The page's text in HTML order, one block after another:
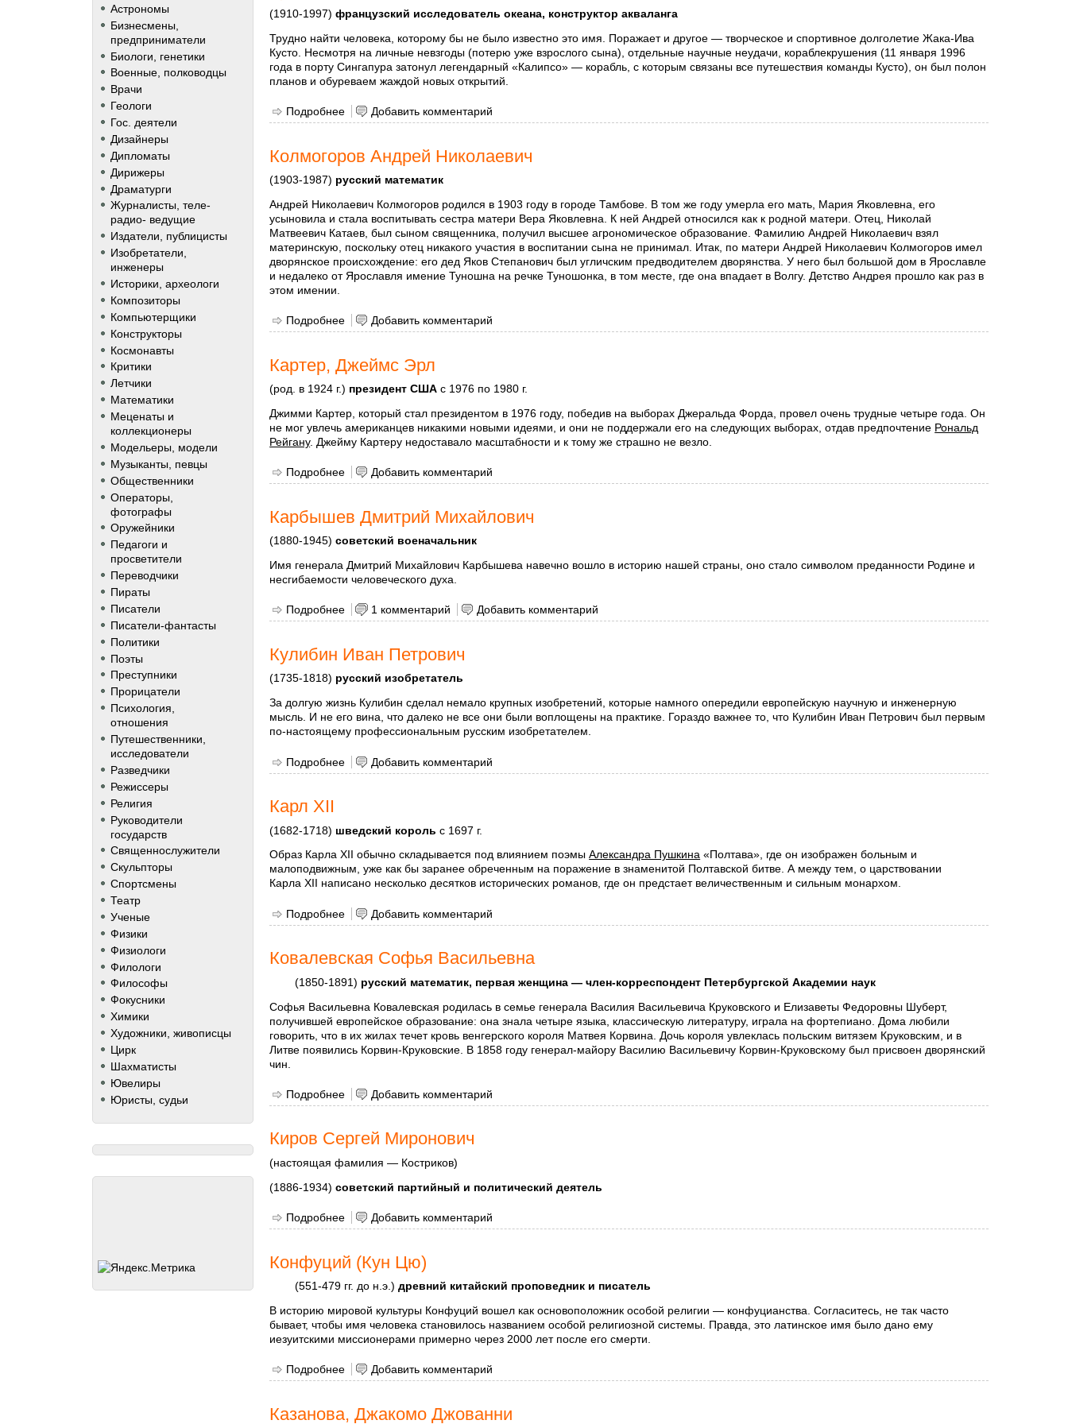
Астрономы
Бизнесмены,
предприниматели
Биологи, генетики
Военные, полководцы
Врачи
Геологи
Гос. деятели
Дизайнеры
Дипломаты
Дирижеры
Драматурги
Журналисты, теле-
радио- ведущие
Издатели, публицисты
Изобретатели,
инженеры
Историки, археологи
Композиторы
Компьютерщики
Конструкторы
Космонавты
Критики
Летчики
Математики
Меценаты и
коллекционеры
Модельеры, модели
Музыканты, певцы
Общественники
Операторы,
фотографы
Оружейники
Педагоги и
просветители
Переводчики
Пираты
Писатели
Писатели-фантасты
Политики
Поэты
Преступники
Прорицатели
Психология,
отношения
Путешественники,
исследователи
Разведчики
Режиссеры
Религия
Руководители
государств
Священнослужители
Скульпторы
Спортсмены
Театр
Ученые
Физики
Физиологи
Филологи
Философы
Фокусники
Химики
Художники, живописцы
Цирк
Шахматисты
Ювелиры
Юристы, судьи
(1910-1997)французский исследователь океана, конструктор акваланга
Трудно найти человека, которому бы не было известно это имя. Поражает и другое — творческое и спортивное долголетие Жака-Ива
Кусто. Несмотря на личные невзгоды (потерю уже взрослого сына), отдельные научные неудачи, кораблекрушения (11 января 1996
года в порту Сингапура затонул легендарный «Калипсо» — корабль, с которым связаны все путешествия команды Кусто), он был полон
планов и обуреваем жаждой новых открытий.
Подробнее о Кусто, Жак-Ив
Добавить комментарий
Колмогоров Андрей Николаевич
(1903-1987) русский математик
Андрей Николаевич Колмогоров родился в 1903 году в городе Тамбове. В том же году умерла его мать, Мария Яковлевна, его
усыновила и стала воспитывать сестра матери Вера Яковлевна. К ней Андрей относился как к родной матери. Отец, Николай
Матвеевич Катаев, был сыном священника, получил высшее агрономическое образование. Фамилию Андрей Николаевич взял
материнскую, поскольку отец никакого участия в воспитании сына не принимал. Итак, по матери Андрей Николаевич Колмогоров имел
дворянское происхождение: его дед Яков Степанович был угличским предводителем дворянства. У него был большой дом в Ярославле
и недалеко от Ярославля имение Туношна на речке Туношонка, в том месте, где она впадает в Волгу. Детство Андрея прошло как раз в
этом имении.
Подробнее о Колмогоров Андрей Николаевич
Добавить комментарий
Картер, Джеймс Эрл
(род. в 1924 г.) президент США с 1976 по 1980 г.
Джимми Картер, который стал президентом в 1976 году, победив на выборах Джеральда Форда, провел очень трудные четыре года. Он
не мог увлечь американцев никакими новыми идеями, и они не поддержали его на следующих выборах, отдав предпочтение Рональд
Рейгану. Джейму Картеру недоставало масштабности и к тому же страшно не везло.
Подробнее о Картер, Джеймс Эрл
Добавить комментарий
Карбышев Дмитрий Михайлович
(1880-1945)советский военачальник
Имя генерала Дмитрий Михайлович Карбышева навечно вошло в историю нашей страны, оно стало символом преданности Родине и
несгибаемости человеческого духа.
Подробнее о Карбышев Дмитрий Михайлович
1 комментарий Добавить комментарий
Кулибин Иван Петрович
(1735-1818) русский изобретатель
За долгую жизнь Кулибин сделал немало крупных изобретений, которые намного опередили европейскую научную и инженерную
мысль. И не его вина, что далеко не все они были воплощены на практике. Гораздо важнее то, что Кулибин Иван Петрович был первым
по-настоящему профессиональным русским изобретателем.
Подробнее о Кулибин Иван Петрович
Добавить комментарий
Карл XII
(1682-1718) шведский король с 1697 г.
Образ Карла XII обычно складывается под влиянием поэмыАлександра Пушкина «Полтава», где он изображен больным и
малоподвижным, уже как бы заранее обреченным на поражение в знаменитой Полтавской битве. А между тем, о царствовании
Карла XII написано несколько десятков исторических романов, где он предстает величественным и сильным монархом.
Подробнее о Карл XII
Добавить комментарий
Ковалевская Софья Васильевна
(1850-1891) русский математик, первая женщина — член-корреспондент Петербургской Академии наук
Софья Васильевна Ковалевская родилась в семье генерала Василия Васильевича Круковского и Елизаветы Федоровны Шуберт,
получившей европейское образование: она знала четыре языка, классическую литературу, играла на фортепиано. Дома любили
говорить, что в их жилах течет кровь венгерского короля Матвея Корвина. Дочь короля увлеклась польским витязем Круковским, и в
Литве появились Корвин-Круковские. В 1858 году генерал-майору Василию Васильевичу Корвин-Круковскому был присвоен дворянский
чин.
Подробнее о Ковалевская Софья Васильевна
Добавить комментарий
Киров Сергей Миронович
(настоящая фамилия — Костриков)
(1886-1934)советский партийный и политический деятель
Подробнее о Киров Сергей Миронович
Добавить комментарий
Конфуций (Кун Цю)
(551-479 гг. до н.э.)древний китайский проповедник и писатель
В историю мировой культуры Конфуций вошел как основоположник особой религии — конфуцианства. Согласитесь, не так часто
бывает, чтобы имя человека становилось названием особой религиозной системы. Правда, это латинское имя было дано ему
иезуитскими миссионерами примерно через 2000 лет после его смерти.
Подробнее о Конфуций (Кун Цю)
Добавить комментарий
Казанова, Джакомо Джованни